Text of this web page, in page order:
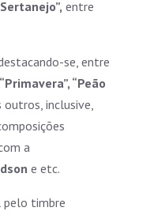
entre
se, entre
“Peão
inclusive,
a
e etc.
pelo timbre